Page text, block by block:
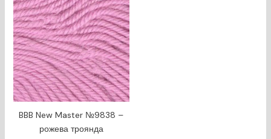
BBB New Master №9838 –
рожева троянда